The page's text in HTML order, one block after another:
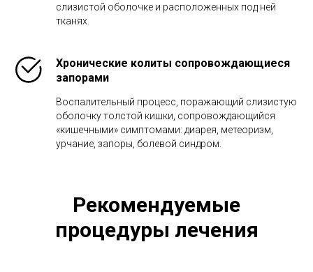
слизистой оболочке и расположенных под ней
тканях.
Хронические колиты сопровождающиеся
запорами
Воспалительный процесс, поражающий слизистую
оболочку толстой кишки, сопровождающийся
«кишечными» симптомами: диарея, метеоризм,
урчание, запоры, болевой синдром.
Рекомендуемые
процедуры лечения